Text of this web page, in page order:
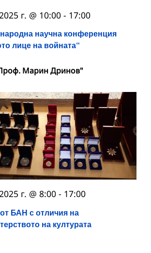
научна конференция
лице на войната“
г. @ 10:00 - 17:00
Марин Дринов"
БАН с отличия на
на културата
г. @ 8:00 - 17:00